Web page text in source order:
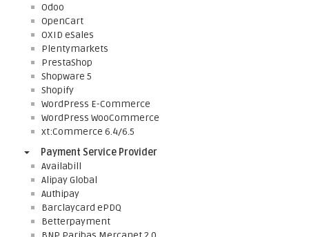
Odoo
OpenCart
OXID eSales
Plentymarkets
PrestaShop
Shopware 5
Shopify
WordPress E-Commerce
WordPress WooCommerce
xt:Commerce 6.4/6.5
Payment Service Provider
Availabill
Alipay Global
Authipay
Barclaycard ePDQ
Betterpayment